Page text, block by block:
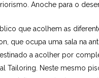
Anoche para o
que acolhem as
que ocupa uma sala na
a acolher por
Tailoring. Neste mesmo